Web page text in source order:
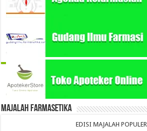
Majalah Farmasetika
EDISI MAJALAH POPULER